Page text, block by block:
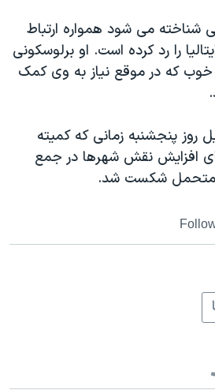
شناخته می شود همواره ارتباط
را رد کرده است. او برلوسکونی
که در موقع نیاز به وی کمک
روز پنجشنبه زمانی که کمیته
افزايش نقش شهرها در جمع
متحمل شکست شد.